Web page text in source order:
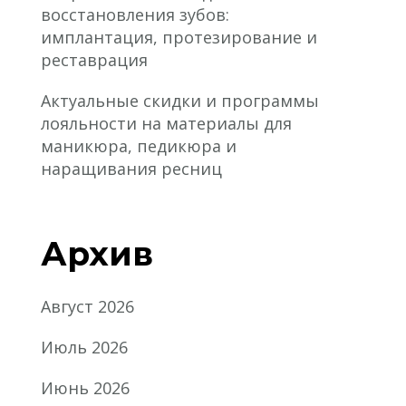
восстановления зубов:
имплантация, протезирование и
реставрация
Актуальные скидки и программы
лояльности на материалы для
маникюра, педикюра и
наращивания ресниц
Архив
Август 2026
Июль 2026
Июнь 2026